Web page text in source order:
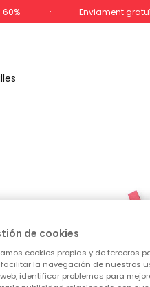
60% Enviament
de cookies
cookies propias y de terceros
facilitar la navegación de nuestros
identificar problemas para